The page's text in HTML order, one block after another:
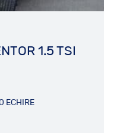
1.5 TSI
ECHIRE